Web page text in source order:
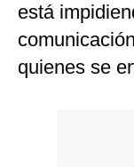
está
quienes se